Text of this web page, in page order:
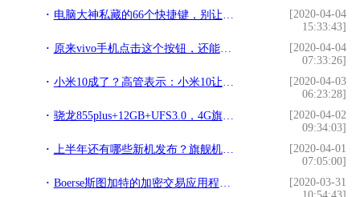
电脑大神私藏的66个快捷键，别让速度限制你的工资，职场人必备
[2020-04-04
15:33:43]
原来vivo手机点击这个按钮，还能变成扫描仪，纸质文档一键电子化
[2020-04-04
07:33:26]
小米10成了？高管表示：小米10让很多米6“钉子户”心动
[2020-04-03
06:23:28]
骁龙855plus+12GB+UFS3.0，4G旗舰已降至2498，对比5G你怎么选？
[2020-04-02
09:34:03]
上半年还有哪些新机发布？旗舰机型曝光汇总
[2020-04-01
07:05:00]
Boerse斯图加特的加密交易应用程序在一年内突破了8万名用户
[2020-03-31